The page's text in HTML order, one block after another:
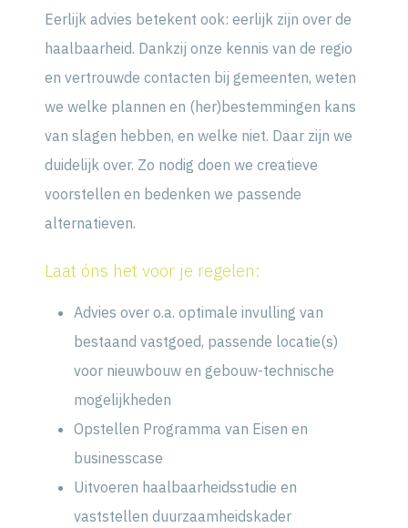
Eerlijk advies betekent ook: eerlijk zijn over de
haalbaarheid. Dankzij onze kennis van de regio
en vertrouwde contacten bij gemeenten, weten
we welke plannen en (her)bestemmingen kans
van slagen hebben, en welke niet. Daar zijn we
duidelijk over. Zo nodig doen we creatieve
voorstellen en bedenken we passende
alternatieven.
Laat óns het voor je regelen:
Advies over o.a. optimale invulling van
bestaand vastgoed, passende locatie(s)
voor nieuwbouw en gebouw-technische
mogelijkheden
Opstellen Programma van Eisen en
businesscase
Uitvoeren haalbaarheidsstudie en
vaststellen duurzaamheidskader